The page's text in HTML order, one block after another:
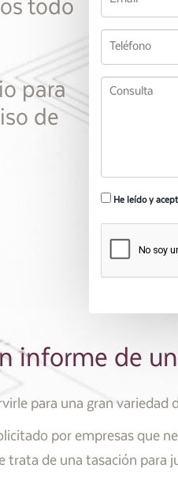
todo
para
de
He leído y
informe de
para una gran variedad
por empresas que
de una tasación para